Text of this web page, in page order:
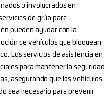
o involucrados en
de grúa para
pueden ayudar con la
de vehículos que bloquean
Los servicios de asistencia en
para mantener la seguridad
asegurando que los vehículos
sea necesario para prevenir